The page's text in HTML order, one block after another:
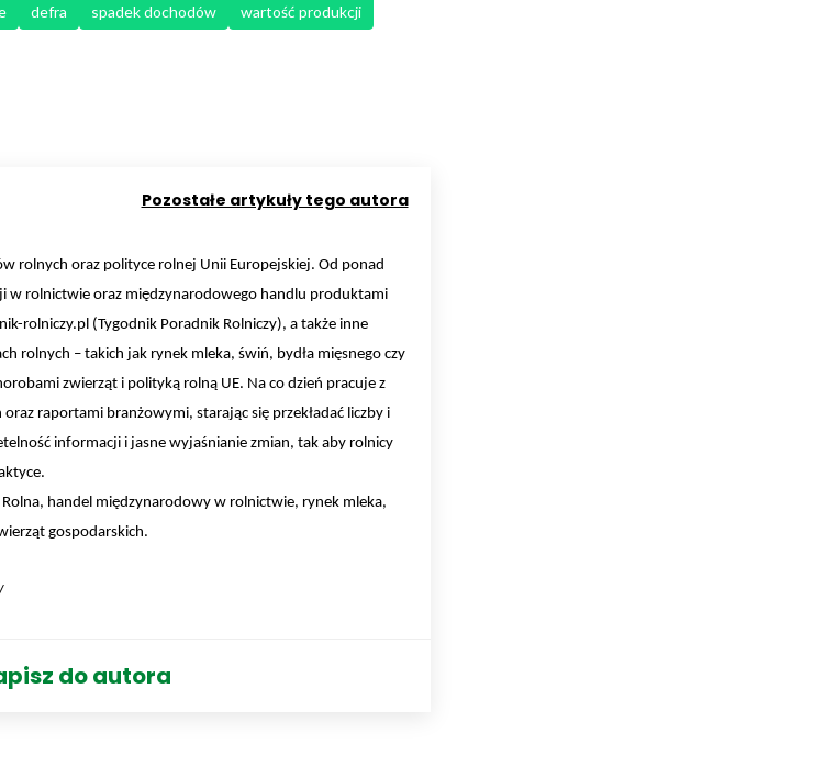
defra spadek dochodów wartość produkcji
rolnych oraz polityce rolnej Unii Europejskiej. Od ponad
w rolnictwie oraz międzynarodowego handlu produktami
rolniczy.pl (Tygodnik Poradnik Rolniczy), a także inne
rolnych – takich jak rynek mleka, świń, bydła mięsnego czy
zwierząt i polityką rolną UE. Na co dzień pracuje z
raportami branżowymi, starając się przekładać liczby i
informacji i jasne wyjaśnianie zmian, tak aby rolnicy
handel międzynarodowy w rolnictwie, rynek mleka,
gospodarskich.
Pozostałe artykuły tego autora
do autora